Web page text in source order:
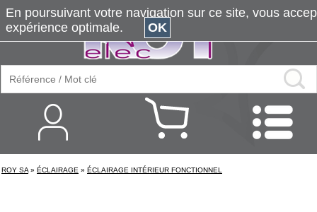
ROY SA » ÉCLAIRAGE » ÉCLAIRAGE INTÉRIEUR FONCTIONNEL
En poursuivant votre navigation sur ce site, vous
expérience optimale.
OK